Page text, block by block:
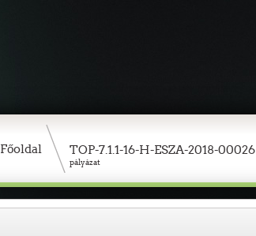
Főoldal TOP-7.1.1-16-H-ESZA-2018-00026
pályázat